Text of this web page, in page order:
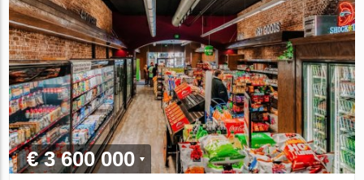
€ 3 600 000